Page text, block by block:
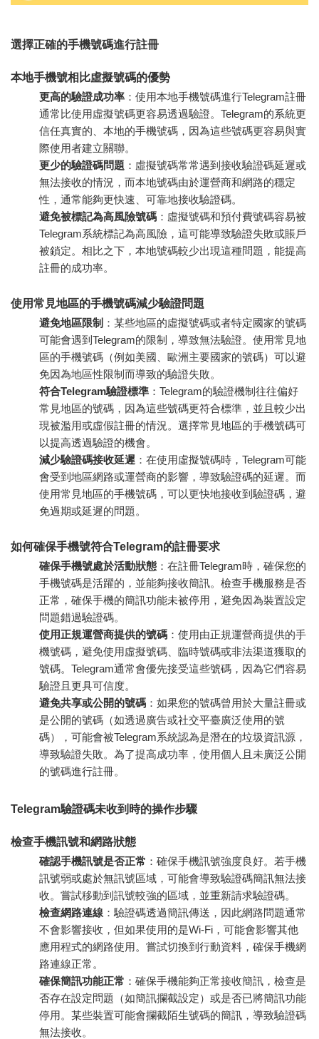
選擇正確的手機號碼進行註冊
本地手機號相比虛擬號碼的優勢
更高的驗證成功率 ：使用本地手機號碼進行Telegram註冊
通常比使用虛擬號碼更容易透過驗證。Telegram的系統更
信任真實的、本地的手機號碼，因為這些號碼更容易與實
際使用者建立關聯。
更少的驗證碼問題 ：虛擬號碼常常遇到接收驗證碼延遲或
無法接收的情況，而本地號碼由於運營商和網路的穩定
性，通常能夠更快速、可靠地接收驗證碼。
避免被標記為高風險號碼 ：虛擬號碼和預付費號碼容易被
Telegram系統標記為高風險，這可能導致驗證失敗或賬戶
被鎖定。相比之下，本地號碼較少出現這種問題，能提高
註冊的成功率。
使用常見地區的手機號碼減少驗證問題
避免地區限制 ：某些地區的虛擬號碼或者特定國家的號碼
可能會遇到Telegram的限制，導致無法驗證。使用常見地
區的手機號碼（例如美國、歐洲主要國家的號碼）可以避
免因為地區性限制而導致的驗證失敗。
符合Telegram驗證標準 ：Telegram的驗證機制往往偏好
常見地區的號碼，因為這些號碼更符合標準，並且較少出
現被濫用或虛假註冊的情況。選擇常見地區的手機號碼可
以提高透過驗證的機會。
減少驗證碼接收延遲 ：在使用虛擬號碼時，Telegram可能
會受到地區網路或運營商的影響，導致驗證碼的延遲。而
使用常見地區的手機號碼，可以更快地接收到驗證碼，避
免過期或延遲的問題。
如何確保手機號符合Telegram的註冊要求
確保手機號處於活動狀態 ：在註冊Telegram時，確保您的
手機號碼是活躍的，並能夠接收簡訊。檢查手機服務是否
正常，確保手機的簡訊功能未被停用，避免因為裝置設定
問題錯過驗證碼。
使用正規運營商提供的號碼 ：使用由正規運營商提供的手
機號碼，避免使用虛擬號碼、臨時號碼或非法渠道獲取的
號碼。Telegram通常會優先接受這些號碼，因為它們容易
驗證且更具可信度。
避免共享或公開的號碼 ：如果您的號碼曾用於大量註冊或
是公開的號碼（如透過廣告或社交平臺廣泛使用的號
碼），可能會被Telegram系統認為是潛在的垃圾資訊源，
導致驗證失敗。為了提高成功率，使用個人且未廣泛公開
的號碼進行註冊。
Telegram驗證碼未收到時的操作步驟
檢查手機訊號和網路狀態
確認手機訊號是否正常 ：確保手機訊號強度良好。若手機
訊號弱或處於無訊號區域，可能會導致驗證碼簡訊無法接
收。嘗試移動到訊號較強的區域，並重新請求驗證碼。
檢查網路連線 ：驗證碼透過簡訊傳送，因此網路問題通常
不會影響接收，但如果使用的是Wi-Fi，可能會影響其他
應用程式的網路使用。嘗試切換到行動資料，確保手機網
路連線正常。
確保簡訊功能正常 ：確保手機能夠正常接收簡訊，檢查是
否存在設定問題（如簡訊攔截設定）或是否已將簡訊功能
停用。某些裝置可能會攔截陌生號碼的簡訊，導致驗證碼
無法接收。